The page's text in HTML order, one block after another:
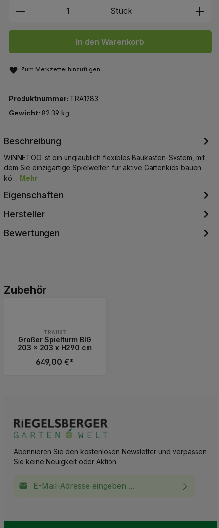
Produkt Anzahl: Gib den
Stück
In den Warenkorb
Zum Merkzettel hinzufügen
Produktnummer: TRA1283
Gewicht: 82.39 kg
Beschreibung
WINNETOO ist ein unglaublich flexibles Baukasten-System, mit
dem Sie einzigartige Spielwelten für aktive Gartenkids bauen
kö… Mehr
Eigenschaften
Hersteller
Bewertungen
Produktgalerie überspringen
Zubehör
TRA1187
Großer Spielturm BIG
203 x 203 x H290 cm
649,00 €*
Abonnieren Sie den kostenlosen Newsletter und verpassen
Sie keine Neuigkeit oder Aktion.